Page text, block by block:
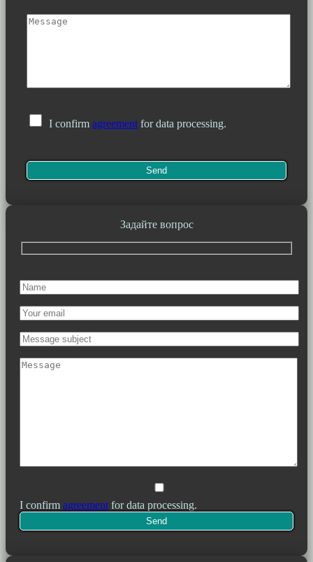
I confirmagreement for data processing.
Задайте вопрос
I confirm agreement for data processing.